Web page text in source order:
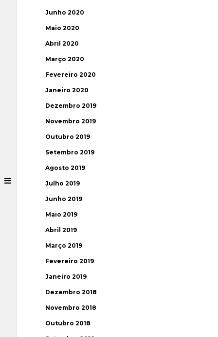
Junho 2020
Maio 2020
Abril 2020
Março 2020
Fevereiro 2020
Janeiro 2020
Dezembro 2019
Novembro 2019
Outubro 2019
Setembro 2019
Agosto 2019
Julho 2019
Junho 2019
Maio 2019
Abril 2019
Março 2019
Fevereiro 2019
Janeiro 2019
Dezembro 2018
Novembro 2018
Outubro 2018